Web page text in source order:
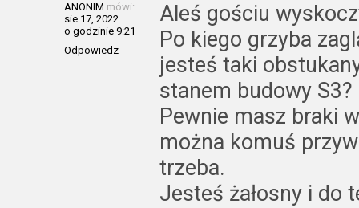
ANONIM mówi:
sie 17, 2022
o godzinie 9:21
Odpowiedz
Aleś gościu
Po kiego grzyba
jesteś taki
stanem budowy S3?
Pewnie masz braki
można komuś
trzeba.
Jesteś żałosny i do